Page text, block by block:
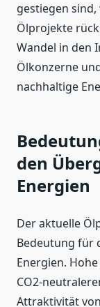
gestiegen
Ölprojekte
Wandel in den
Ölkonzerne
nachhaltige
den
Energien
Der aktuelle
Bedeutung für
Energien.
CO2-
Attraktivität